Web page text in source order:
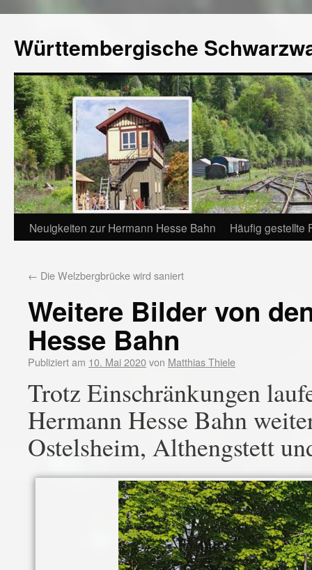
Württembergische
Neuigkeiten zur Hermann Hesse Bahn Häufig gestellte
← Die Welzbergbrücke wird saniert
Weitere Bilder von
Hesse Bahn
Publiziert am 10. Mai 2020von Matthias Thiele
Trotz Einschränkungen
Hermann Hesse Bahn
Ostelsheim, Althengstett